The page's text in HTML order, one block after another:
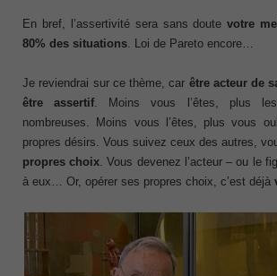
En bref, l’assertivité sera sans doutevotre
80% des situations . Loi de Pareto encore…
Je reviendrai sur ce thème, car être acteur de
être assertif. Moins vous l’êtes, plus
nombreuses. Moins vous l’êtes, plus vous
propres désirs. Vous suivez ceux des autres,
propres choix . Vous devenez l’acteur – ou le
à eux… Or, opérer ses propres choix, c’est déjà